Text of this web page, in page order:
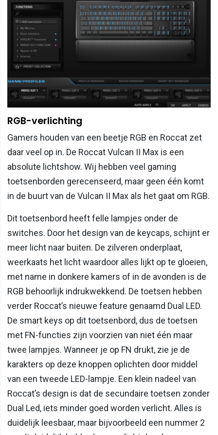
RGB-verlichting
Gamers houden van een beetje RGB en Roccat zet
daar veel op in. De Roccat Vulcan II Max is een
absolute lichtshow. Wij hebben veel gaming
toetsenborden gerecenseerd, maar geen één komt
in de buurt van de Vulcan II Max als het gaat om RGB.
Dit toetsenbord heeft felle lampjes onder de
switches. Door het design van de keycaps, schijnt er
meer licht naar buiten. De zilveren onderplaat,
weerkaats het licht waardoor alles lijkt op te gloeien,
met name in donkere kamers of in de avonden is de
RGB behoorlijk indrukwekkend. De toetsen hebben
verder Roccat’s nieuwe feature genaamd Dual LED.
De smart keys op dit toetsenbord, dus de toetsen
met FN-functies zijn voorzien van niet één maar
twee lampjes. Wanneer je op FN drukt, zie je de
karakters op deze knoppen oplichten door middel
van een tweede LED-lampje. Een klein nadeel van
Roccat’s design is dat de secundaire toetsen zonder
Dual Led, iets minder goed worden verlicht. Alles is
duidelijk leesbaar, maar bijvoorbeeld een nummer 2